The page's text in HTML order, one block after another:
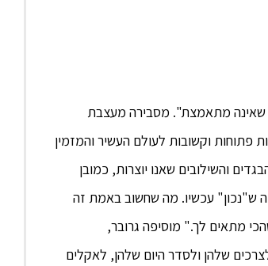
שאינה מתאמצת". מסבירה מעצבת
פתוחות וקשובות לעולם העשיר והמזמין
והשילובים שאנו יוצרות, כמובן
עכשיו. מה שחשוב באמת זה
מתאים לך." מוסיפה גרובר,
שלהן ולסדר היום שלהן, לאקלים